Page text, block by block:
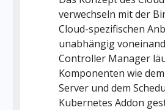
verwechseln mit der
Cloud-spezifischen
unabhängig
Controller Manager
Komponenten wie
Server und dem
Kubernetes Addon